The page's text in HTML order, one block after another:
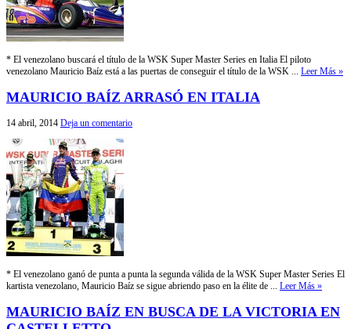
* El venezolano buscará el título de la WSK Super Master Series en Italia El piloto
venezolano Mauricio Baíz está a las puertas de conseguir el título de la WSK ... Leer Más »
MAURICIO BAÍZ ARRASÓ EN ITALIA
14 abril, 2014 Deja un comentario
* El venezolano ganó de punta a punta la segunda válida de la WSK Super Master Series El
kartista venezolano, Mauricio Baíz se sigue abriendo paso en la élite de ... Leer Más »
MAURICIO BAÍZ EN BUSCA DE LA VICTORIA EN